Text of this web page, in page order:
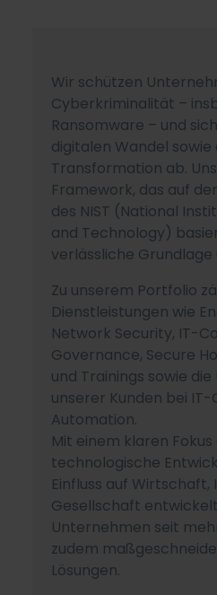
Wir schützen
Cyberkriminalität –
Ransomware – und
digitalen Wandel sowie
Transformation ab.
Framework, das auf
des NIST (National
and Technology)
verlässliche Grundlage
Zu unserem Portfolio
Dienstleistungen wie
Network Security, IT-
Governance, Secure
und Trainings sowie
unserer Kunden bei
Automation.
Mit einem klaren Fokus
technologische
Einfluss auf Wirtschaft,
Gesellschaft
Unternehmen seit
zudem
Lösungen.